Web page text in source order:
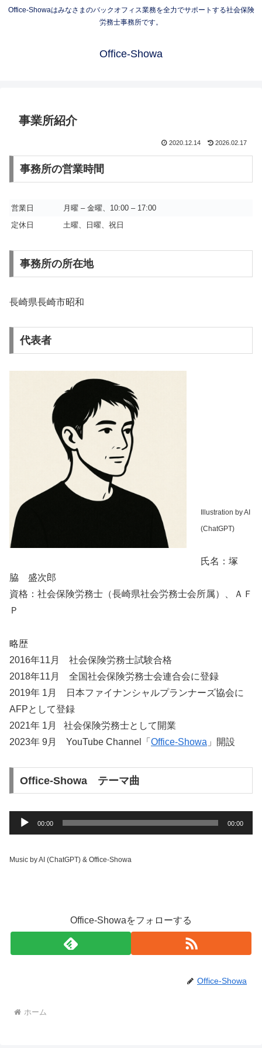
Office-Showaはみなさまのバックオフィス業務を全力でサポートする社会保険
労務士事務所です。
Office-Showa
事業所紹介
2020.12.14 2026.02.17
事務所の営業時間
営業日
月曜 – 金曜、10:00 – 17:00
定休日
土曜、日曜、祝日
事務所の所在地
長崎県長崎市昭和
代表者
Illustration by AI
(ChatGPT)
氏名：塚
脇 盛次郎
資格：社会保険労務士（長崎県社会労務士会所属）、ＡＦ
Ｐ
略歴
2016年11月 社会保険労務士試験合格
2018年11月 全国社会保険労務士会連合会に登録
2019年 1月 日本ファイナンシャルプランナーズ協会に
AFPとして登録
2021年 1月 社会保険労務士として開業
2023年 9月 YouTube Channel「 Office-Showa 」開設
Office-Showa テーマ曲
声
00:00 00:00
Music by AI (ChatGPT) & Office-Showa
Office-Showaをフォローする
Office-Showa
ホーム